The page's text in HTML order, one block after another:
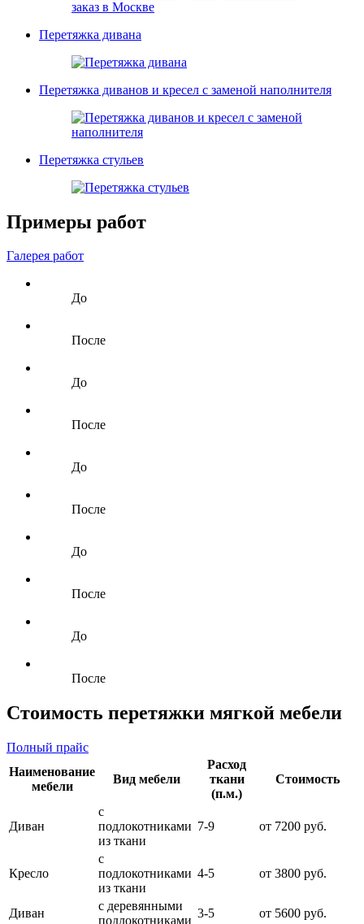
Перетяжка дивана
Перетяжка диванов и кресел с заменой наполнителя
Перетяжка стульев
Примеры работ
Галерея работ
До
После
До
После
До
После
До
После
До
После
Стоимость перетяжки мягкой мебели
Полный прайс
Наименование
мебели
Вид мебели
Расход
ткани
(п.м.)
Стоимость
Диван
с
подлокотниками
из ткани
7-9 от 7200 руб.
Кресло
с
подлокотниками
из ткани
4-5 от 3800 руб.
Диван
с деревянными
подлокотниками
3-5 от 5600 руб.